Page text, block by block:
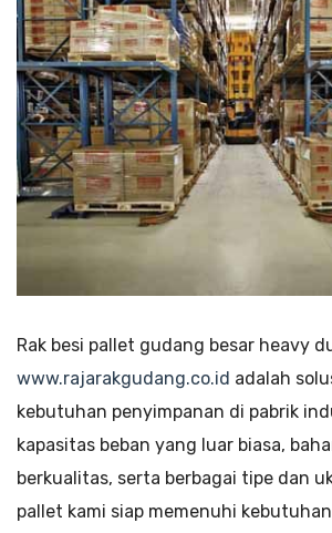
Rak besi pallet gudang besar heavy
www.rajarakgudang.co.id adalah
kebutuhan penyimpanan di pabrik
kapasitas beban yang luar biasa,
berkualitas, serta berbagai tipe dan
pallet kami siap memenuhi